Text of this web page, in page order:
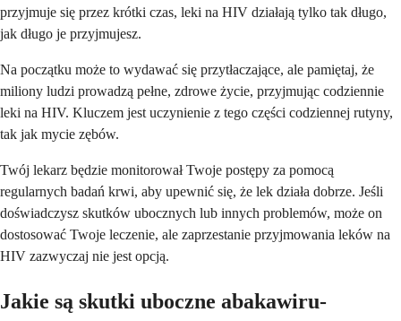
przyjmuje się przez krótki czas, leki na HIV działają tylko tak długo,
jak długo je przyjmujesz.
Na początku może to wydawać się przytłaczające, ale pamiętaj, że
miliony ludzi prowadzą pełne, zdrowe życie, przyjmując codziennie
leki na HIV. Kluczem jest uczynienie z tego części codziennej rutyny,
tak jak mycie zębów.
Twój lekarz będzie monitorował Twoje postępy za pomocą
regularnych badań krwi, aby upewnić się, że lek działa dobrze. Jeśli
doświadczysz skutków ubocznych lub innych problemów, może on
dostosować Twoje leczenie, ale zaprzestanie przyjmowania leków na
HIV zazwyczaj nie jest opcją.
Jakie są skutki uboczne abakawiru-